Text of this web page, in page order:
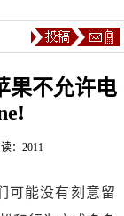
果不允许电
：2011
可能没有刻意留